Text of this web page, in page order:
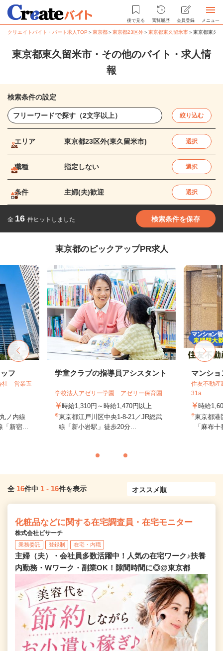
後で見る 閲覧履歴 会員登録 メニュー
クリエイトバイト・パート求人TOP ＞東京都＞東京都23区外＞東京都東久留米市＞東京都東久
東京都東久留米市・その他のバイト・求人情
報
検索条件の設定
絞り込む
エリア 東京都23区外(東久留米市) 選択
職種 指定しない 選択
条件 主婦(夫)歓迎 選択
全 16 件ヒットしました 検索条件を保存
東京都のピックアップPR求人
フ
社 営業五
ノ内線
新宿...
学童クラブの指導員アシスタント
学校法人アゼリー学園 アゼリー保育園
時給1,310円～時給1,470円以上
東京都江戸川区中央1-8-21／JR総武
線「新小岩駅」徒歩20分...
マンシ
住友不動産
31a
時給
東京都港
「麻布
全 16件中 1 - 16件を表示
化粧品などに関する在宅調査員・在宅モニター
株式会社ビサーチ
業務委託 登録制 在宅・内職
主婦（夫）・会社員多数活躍中！人気の在宅ワーク♪扶養
内勤務・Wワーク・副業OK！隙間時間に◎@東京都